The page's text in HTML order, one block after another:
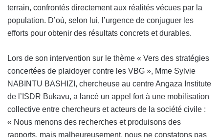
terrain, confrontés directement aux réalités vécues par la
population. D’où, selon lui, l’urgence de conjuguer les
efforts pour obtenir des résultats concrets et durables.
Lors de son intervention sur le thème « Vers des stratégies
concertées de plaidoyer contre les VBG », Mme Sylvie
NABINTU BASHIZI, chercheuse au centre Angaza Institute
de l’ISDR Bukavu, a lancé un appel fort à une mobilisation
collective entre chercheurs et acteurs de la société civile :
« Nous menons des recherches et produisons des
rapports, mais malheureusement, nous ne constatons pas